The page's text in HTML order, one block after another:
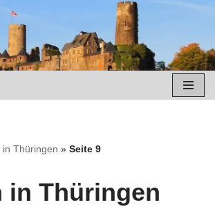
in Thüringen » Seite 9
in Thüringen